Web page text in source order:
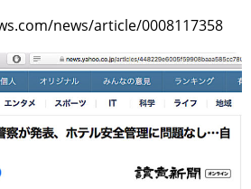
news/article/0008117358